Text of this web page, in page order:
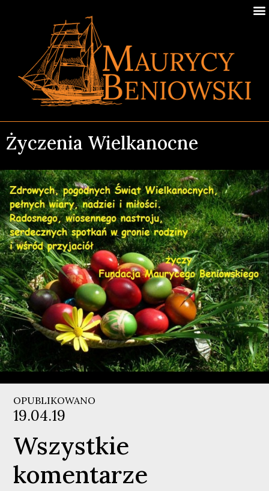
Życzenia Wielkanocne
OPUBLIKOWANO
19.04.19
Wszystkie
komentarze